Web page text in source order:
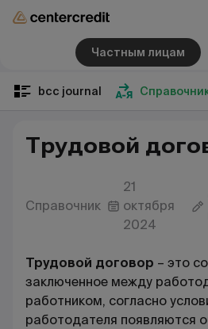
Частным лицам
bcc journal
Трудовой
Справочник
21
октября
2024
Трудовой договор – это
заключенное между
работником, согласно
работодателя появляются